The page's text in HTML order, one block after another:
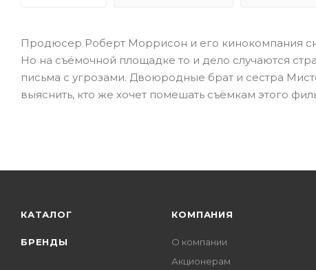
Продюсер Роберт Моррисон и его кинокомпания
Но на съёмочной площадке то и дело случаются
письма с угрозами. Двоюродные брат и сестра
выяснить, кто же хочет помешать съёмкам этого
КАТАЛОГ
БРЕНДЫ
КОМПАНИЯ
О компании
Акционерам